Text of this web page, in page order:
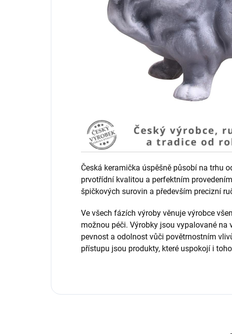
Česká keramička úspěšně působí na trhu
prvotřídní kvalitou a perfektním
špičkových surovin a především precizní
Ve všech fázích výroby věnuje výrobce
možnou péči. Výrobky jsou vypalované
pevnost a odolnost vůči povětrnostním
přístupu jsou produkty, které uspokojí i